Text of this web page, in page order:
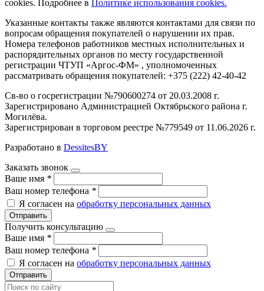
cookies. Подробнее в Политике использования cookies.
Указанные контакты также являются контактами для связи по
вопросам обращения покупателей о нарушении их прав.
Номера телефонов работников местных исполнительных и
распорядительных органов по месту государственной
регистрации ЧТУП «Аргос-ФМ» , уполномоченных
рассматривать обращения покупателей: +375 (222) 42-40-42
Св-во о госрегистрации №790600274 от 20.03.2008 г.
Зарегистрировано Администрацией Октябрьского района г.
Могилёва.
Зарегистрирован в торговом реестре №779549 от 11.06.2026 г.
Разработано в DessitesBY
Заказать звонок
Ваше имя *
Ваш номер телефона *
Я согласен на обработку персональных данных
Отправить
Получить консультацию
Ваше имя *
Ваш номер телефона *
Я согласен на обработку персональных данных
Отправить